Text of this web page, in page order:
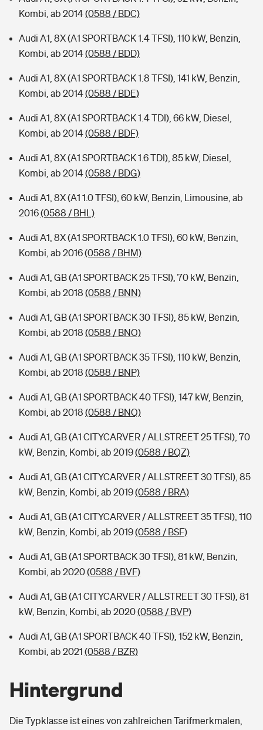
Kombi, ab 2014(0588 / BDC)
Audi A1, 8X (A1 SPORTBACK 1.4 TFSI), 110 kW, Benzin,
Kombi, ab 2014(0588 / BDD)
Audi A1, 8X (A1 SPORTBACK 1.8 TFSI), 141 kW, Benzin,
Kombi, ab 2014(0588 / BDE)
Audi A1, 8X (A1 SPORTBACK 1.4 TDI), 66 kW, Diesel,
Kombi, ab 2014(0588 / BDF)
Audi A1, 8X (A1 SPORTBACK 1.6 TDI), 85 kW, Diesel,
Kombi, ab 2014(0588 / BDG)
Audi A1, 8X (A1 1.0 TFSI), 60 kW, Benzin, Limousine, ab
2016(0588 / BHL)
Audi A1, 8X (A1 SPORTBACK 1.0 TFSI), 60 kW, Benzin,
Kombi, ab 2016(0588 / BHM)
Audi A1, GB (A1 SPORTBACK 25 TFSI), 70 kW, Benzin,
Kombi, ab 2018 (0588 / BNN)
Audi A1, GB (A1 SPORTBACK 30 TFSI), 85 kW, Benzin,
Kombi, ab 2018 (0588 / BNO)
Audi A1, GB (A1 SPORTBACK 35 TFSI), 110 kW, Benzin,
Kombi, ab 2018 (0588 / BNP)
Audi A1, GB (A1 SPORTBACK 40 TFSI), 147 kW, Benzin,
Kombi, ab 2018 (0588 / BNQ)
Audi A1, GB (A1 CITYCARVER / ALLSTREET 25 TFSI), 70
kW, Benzin, Kombi, ab 2019(0588 / BQZ)
Audi A1, GB (A1 CITYCARVER / ALLSTREET 30 TFSI), 85
kW, Benzin, Kombi, ab 2019(0588 / BRA)
Audi A1, GB (A1 CITYCARVER / ALLSTREET 35 TFSI), 110
kW, Benzin, Kombi, ab 2019(0588 / BSF)
Audi A1, GB (A1 SPORTBACK 30 TFSI), 81 kW, Benzin,
Kombi, ab 2020(0588 / BVF)
Audi A1, GB (A1 CITYCARVER / ALLSTREET 30 TFSI), 81
kW, Benzin, Kombi, ab 2020(0588 / BVP)
Audi A1, GB (A1 SPORTBACK 40 TFSI), 152 kW, Benzin,
Kombi, ab 2021 (0588 / BZR)
Hintergrund
Die Typklasse ist eines von zahlreichen Tarifmerkmalen,